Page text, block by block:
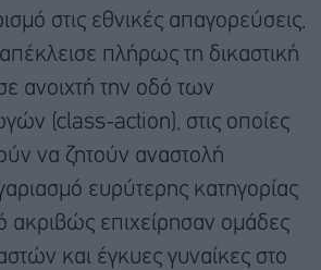
στις εθνικές απαγορεύσεις,
πλήρως τη δικαστική
ανοιχτή την οδό των
(class-action), στις οποίες
να ζητούν αναστολή
ευρύτερης κατηγορίας
ακριβώς επιχείρησαν ομάδες
και έγκυες γυναίκες στο